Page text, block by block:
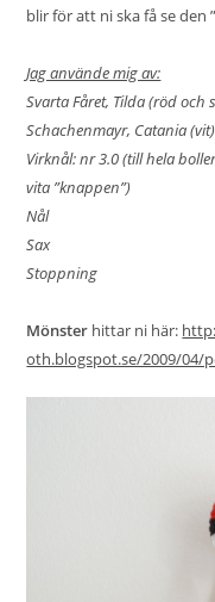
blir för att ni ska få se den
Jag använde mig av:
Svarta Fåret, Tilda (röd och
Schachenmayr, Catania (vit)
Virknål: nr 3.0 (till hela
vita ”knappen”)
Nål
Sax
Stoppning
Mönster hittar ni här:
oth.blogspot.se/2009/04/